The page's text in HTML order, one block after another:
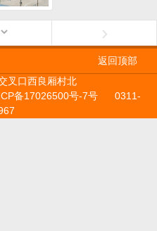
›
返回顶部
叉口西良厢村北
备17026500号-7号
0311-